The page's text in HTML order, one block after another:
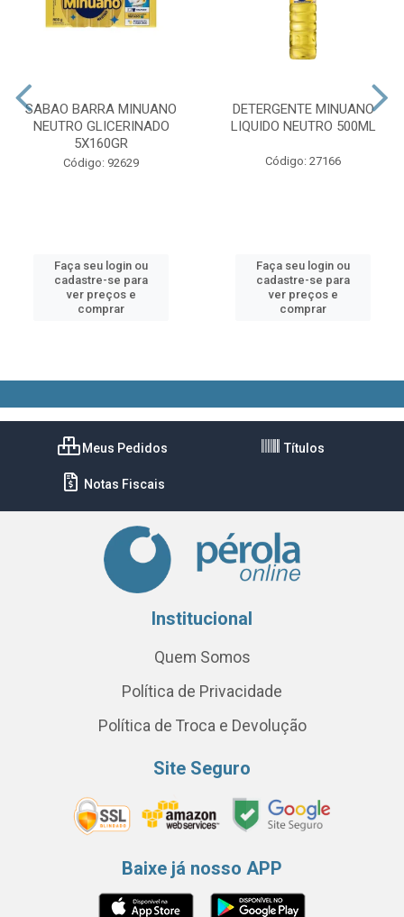
SABAO BARRA MINUANO
NEUTRO GLICERINADO
5X160GR
Código: 92629
Faça seu login ou
cadastre-se para
ver preços e
comprar
DETERGENTE MINUANO
LIQUIDO NEUTRO 500ML
Código: 27166
Faça seu login ou
cadastre-se para
ver preços e
comprar
Meus Pedidos Títulos
Notas Fiscais
Institucional
Quem Somos
Política de Privacidade
Política de Troca e Devolução
Site Seguro
Baixe já nosso APP